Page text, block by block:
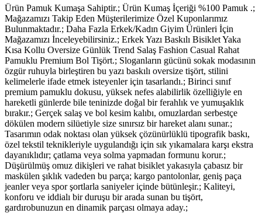
Ürün Pamuk Kumaşa Sahiptir.; Ürün Kumaş İçeriği %100 Pamuk .;
Mağazamızı Takip Eden Müşterilerimize Özel Kuponlarımız
Bulunmaktadır.; Daha Fazla Erkek/Kadın Giyim Ürünleri İçin
Mağazamızı İnceleyebilirsiniz.; Erkek Yazı Baskılı Bisiklet Yaka
Kısa Kollu Oversize Günlük Trend Salaş Fashion Casual Rahat
Pamuklu Premium Bol Tişört.; Sloganların gücünü sokak modasının
özgür ruhuyla birleştiren bu yazı baskılı oversize tişört, stilini
kelimelerle ifade etmek isteyenler için tasarlandı.; Birinci sınıf
premium pamuklu dokusu, yüksek nefes alabilirlik özelliğiyle en
hareketli günlerde bile teninizde doğal bir ferahlık ve yumuşaklık
bırakır.; Gerçek salaş ve bol kesim kalıbı, omuzlardan serbestçe
dökülen modern silüetiyle size sınırsız bir hareket alanı sunar.;
Tasarımın odak noktası olan yüksek çözünürlüklü tipografik baskı,
özel tekstil teknikleriyle uygulandığı için sık yıkamalara karşı ekstra
dayanıklıdır; çatlama veya solma yapmadan formunu korur.;
Düşürülmüş omuz dikişleri ve rahat bisiklet yakasıyla çabasız bir
maskülen şıklık vadeden bu parça; kargo pantolonlar, geniş paça
jeanler veya spor şortlarla saniyeler içinde bütünleşir.; Kaliteyi,
konforu ve iddialı bir duruşu bir arada sunan bu tişört,
gardırobunuzun en dinamik parçası olmaya aday.;